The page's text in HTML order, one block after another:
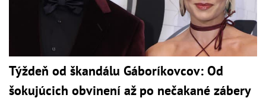
Týždeň od škandálu Gáboríkovcov: Od
šokujúcich obvinení až po nečakané zábery